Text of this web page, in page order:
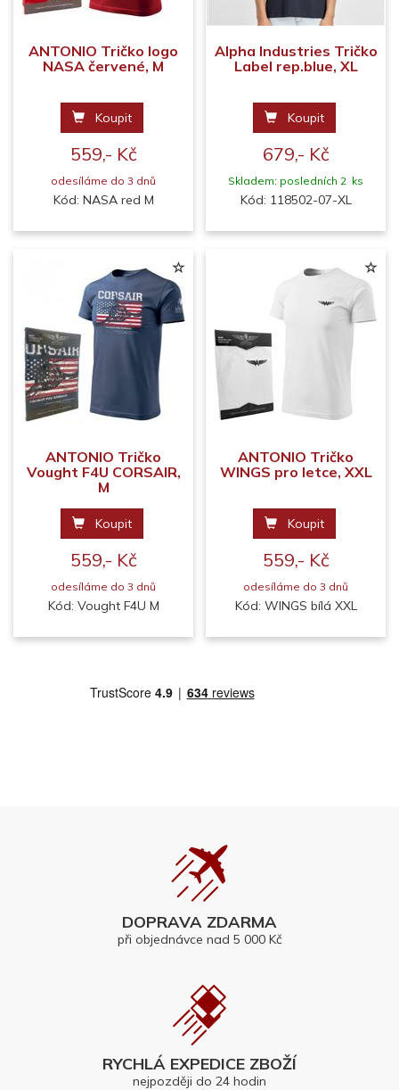
ANTONIO Tričko logo
NASA červené, M
Koupit
559,- Kč
odesíláme do 3 dnů
Kód: NASA red M
Alpha Industries Tričko
Label rep.blue, XL
Koupit
679,- Kč
Skladem: posledních 2 ks
Kód: 118502-07-XL
ANTONIO Tričko
Vought F4U CORSAIR,
M
Koupit
559,- Kč
odesíláme do 3 dnů
Kód: Vought F4U M
ANTONIO Tričko
WINGS pro letce, XXL
Koupit
559,- Kč
odesíláme do 3 dnů
Kód: WINGS bílá XXL
DOPRAVA ZDARMA
při objednávce nad 5 000 Kč
RYCHLÁ EXPEDICE ZBOŽÍ
nejpozději do 24 hodin